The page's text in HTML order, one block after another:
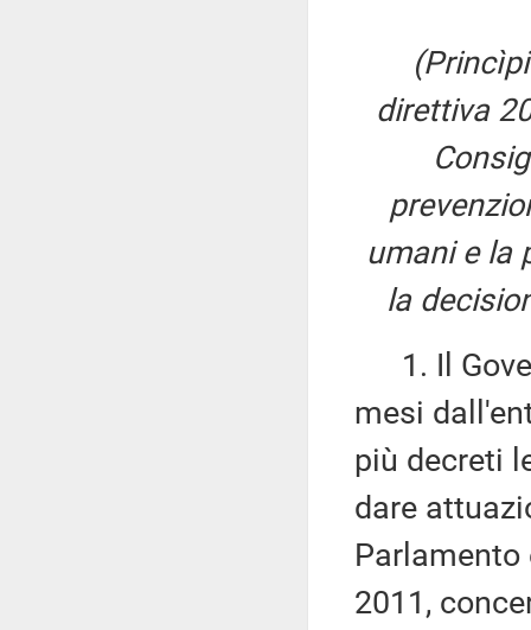
direttiva
umani e la
la
1. Il
mesi
più decreti
dare
Parlamento
2011,